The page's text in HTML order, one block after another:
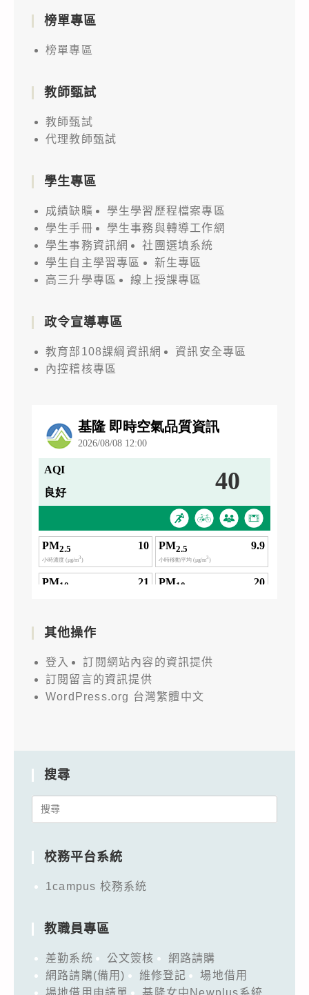
榜單專區
榜單專區
教師甄試
教師甄試
代理教師甄試
學生專區
成績缺曠
學生學習歷程檔案專區
學生手冊
學生事務與轉導工作網
學生事務資訊網
社團選填系統
學生自主學習專區
新生專區
高三升學專區
線上授課專區
政令宣導專區
教育部108課綱資訊網
資訊安全專區
內控稽核專區
其他操作
登入
訂閱網站內容的資訊提供
訂閱留言的資訊提供
WordPress.org 台灣繁體中文
搜尋
Search
校務平台系統
1campus 校務系統
教職員專區
差勤系統 公文簽核
網路請購
網路請購(備用)
維修登記
場地借用
場地借用申請單
基隆女中Newplus系統